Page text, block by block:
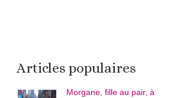
Articles populaires
Morgane, fille au pair, à